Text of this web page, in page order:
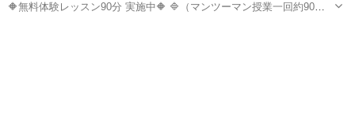
🔶無料体験レッスン90分 実施中🔶 🔷（マンツーマン授業一回約90